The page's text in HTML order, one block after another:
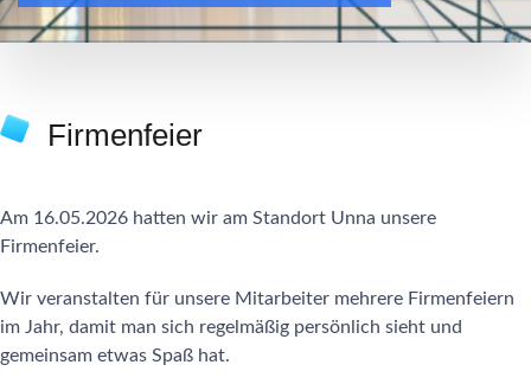
Firmenfeier
Am 16.05.2026 hatten wir am Standort Unna unsere
Firmenfeier.
Wir veranstalten für unsere Mitarbeiter mehrere Firmenfeiern
im Jahr, damit man sich regelmäßig persönlich sieht und
gemeinsam etwas Spaß hat.